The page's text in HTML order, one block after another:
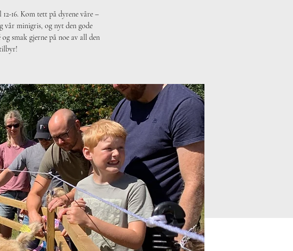
16. Kom tett på dyrene våre –
vår minigris, og nyt den gode
smak gjerne på noe av all den